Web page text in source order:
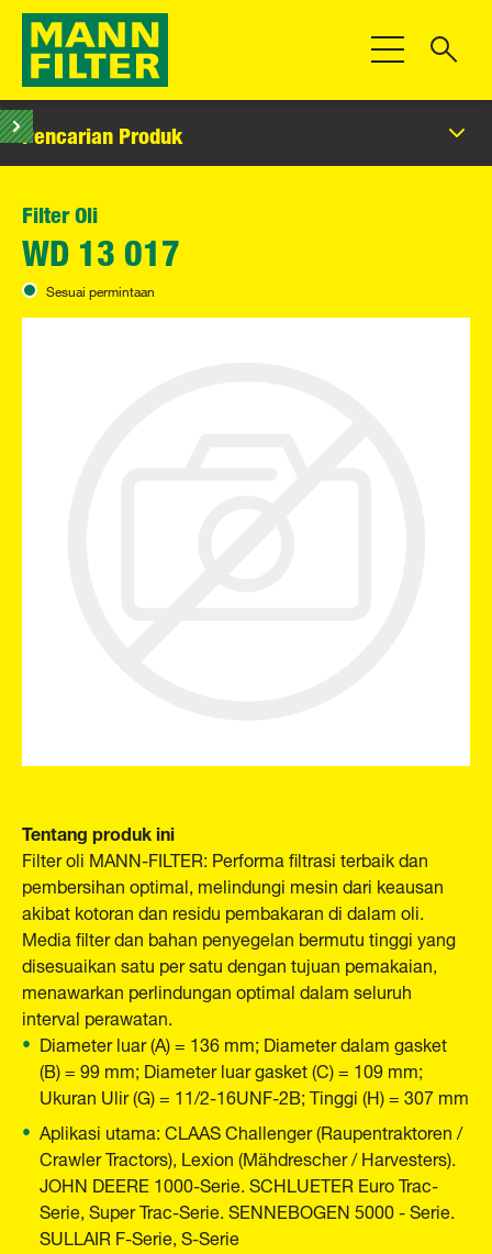
Beralih
Pencarian Produk
Filter Oli
WD 13 017
Sesuai permintaan
Tentang produk ini
Filter oli MANN-FILTER: Performa filtrasi terbaik dan
pembersihan optimal, melindungi mesin dari keausan
akibat kotoran dan residu pembakaran di dalam oli.
Media filter dan bahan penyegelan bermutu tinggi yang
disesuaikan satu per satu dengan tujuan pemakaian,
menawarkan perlindungan optimal dalam seluruh
interval perawatan.
Diameter luar (A) = 136 mm; Diameter dalam gasket
(B) = 99 mm; Diameter luar gasket (C) = 109 mm;
Ukuran Ulir (G) = 11/2-16UNF-2B; Tinggi (H) = 307 mm
Aplikasi utama: CLAAS Challenger (Raupentraktoren /
Crawler Tractors), Lexion (Mähdrescher / Harvesters).
JOHN DEERE 1000-Serie. SCHLUETER Euro Trac-
Serie, Super Trac-Serie. SENNEBOGEN 5000 - Serie.
SULLAIR F-Serie, S-Serie